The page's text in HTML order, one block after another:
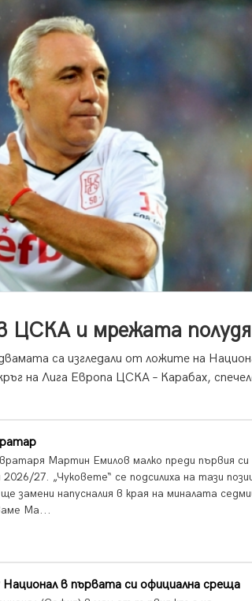
ЦСКА и мрежата полудя
са изгледали от ложите на
на Лига Европа ЦСКА – Карабах,
Мартин Емилов малко преди първия си
27. „Чуковете“ се подсилиха на тази
замени напусналия в края на миналата
Ма...
в първата си официална среща